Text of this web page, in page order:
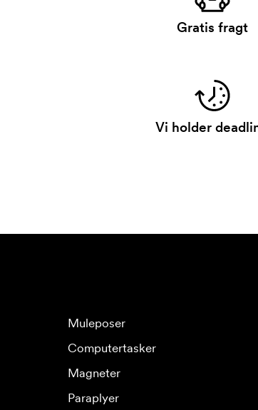
Gratis fragt
Vi holder
Muleposer
Computertasker
Magneter
Paraplyer